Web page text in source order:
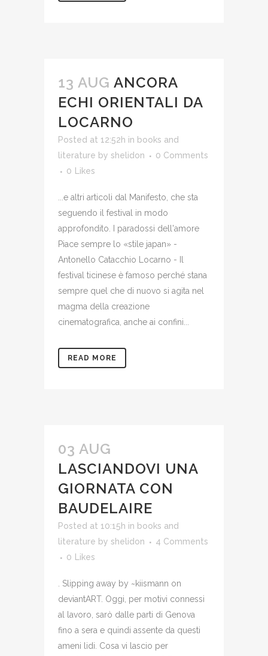
13 AUG ANCORA
ECHI ORIENTALI DA
LOCARNO
Posted at 12:52h in books and
literature by shelidon
0 Comments
0
Likes
...e altri articoli dal Manifesto, che sta
seguendo il festival in modo
approfondito. I paradossi dell'amore
Piace sempre lo «stile japan» -
Antonello Catacchio Locarno - Il
festival ticinese è famoso perché stana
sempre quel che di nuovo si agita nel
magma della creazione
cinematografica, anche ai confini...
READ MORE
03 AUG
LASCIANDOVI UNA
GIORNATA CON
BAUDELAIRE
Posted at 10:15h in books and
literature by shelidon
4 Comments
0
Likes
. Slipping away by ~kiismann on
deviantART. Oggi, per motivi connessi
al lavoro, sarò dalle parti di Genova
fino a sera e quindi assente da questi
ameni lidi. Cosa vi lascio per